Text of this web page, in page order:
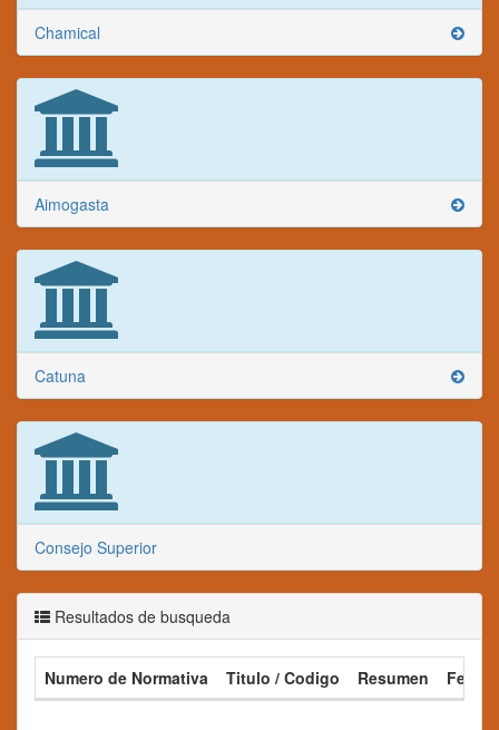
Chamical
Aimogasta
Catuna
Consejo Superior
Resultados de busqueda
Numero de Normativa Titulo / Codigo Resumen Fecha